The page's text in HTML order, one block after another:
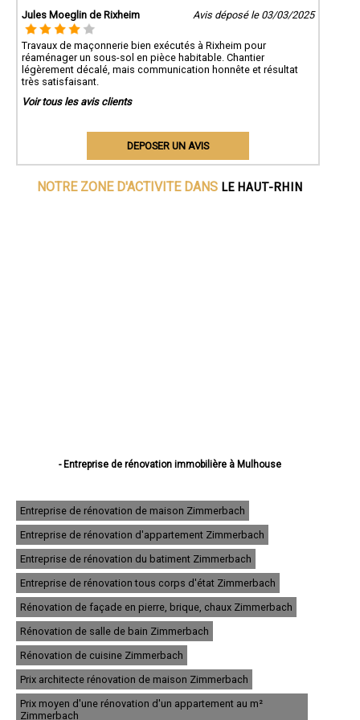
Jules Moeglin de Rixheim
Avis déposé le 03/03/2025
Travaux de maçonnerie bien exécutés à Rixheim pour
réaménager un sous-sol en pièce habitable. Chantier
légèrement décalé, mais communication honnête et résultat
très satisfaisant.
Voir tous les avis clients
DEPOSER UN AVIS
NOTRE ZONE D'ACTIVITE DANS LE HAUT-RHIN
- Entreprise de rénovation immobilière à Mulhouse
- Entreprise de rénovation immobilière à Illzach
- Entreprise de rénovation immobilière à Wittenheim
- Entreprise de rénovation immobilière à Kingersheim
- Entreprise de rénovation immobilière à Rixheim
- Entreprise de rénovation immobilière à Riedisheim
- Entreprise de rénovation immobilière à Guebwiller
- Entreprise de rénovation immobilière à Cernay
- Entreprise de rénovation immobilière à Wittelsheim
- Entreprise de rénovation immobilière à Pfastatt
- Entreprise de rénovation immobilière à Thann
- Entreprise de rénovation immobilière à Wintzenheim
- Entreprise de rénovation immobilière à Soultz-Haut-Rhin
- Entreprise de rénovation immobilière à Ensisheim
- Entreprise de rénovation immobilière à Huningue
- Entreprise de rénovation immobilière à Brunstatt
Entreprise de rénovation de maison Zimmerbach
Entreprise de rénovation d'appartement Zimmerbach
Entreprise de rénovation du batiment Zimmerbach
Entreprise de rénovation tous corps d'état Zimmerbach
Rénovation de façade en pierre, brique, chaux Zimmerbach
Rénovation de salle de bain Zimmerbach
Rénovation de cuisine Zimmerbach
Prix architecte rénovation de maison Zimmerbach
Prix moyen d'une rénovation d'un appartement au m²
Zimmerbach